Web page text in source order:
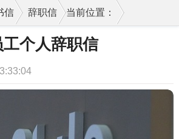
当前位置：
信 辞职信
工个人辞职信